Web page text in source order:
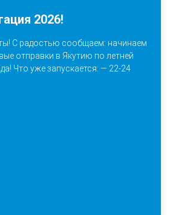
2026!
С радостью сообщаем: начинаем
отправки в Якутию по летней
Что уже запускается: — 22-24